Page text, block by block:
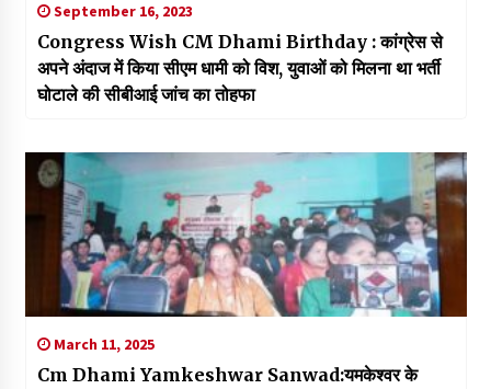
September 16, 2023
Congress Wish CM Dhami Birthday : कांग्रेस से
अपने अंदाज में किया सीएम धामी को विश, युवाओं को मिलना था भर्ती
घोटाले की सीबीआई जांच का तोहफा
March 11, 2025
Cm Dhami Yamkeshwar Sanwad:यमकेश्वर के